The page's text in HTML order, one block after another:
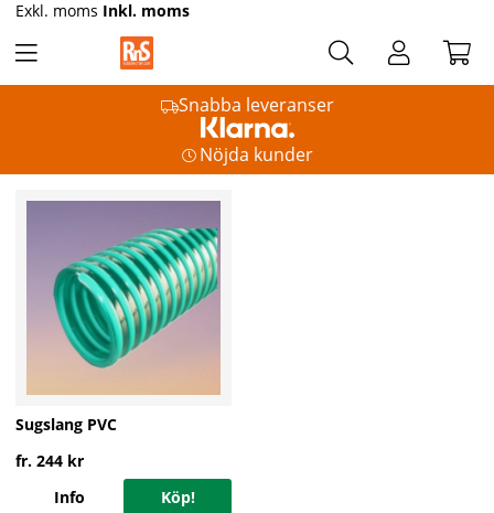
Snabba leveranser
Nöjda kunder
Exkl. moms Inkl. moms
Sugslang PVC
fr. 244 kr
Köp!
Info